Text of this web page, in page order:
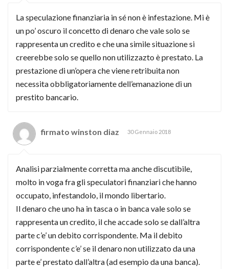
La speculazione finanziaria in sé non è infestazione. Mi è
un po’ oscuro il concetto di denaro che vale solo se
rappresenta un credito e che una simile situazione si
creerebbe solo se quello non utilizzazto è prestato. La
prestazione di un’opera che viene retribuita non
necessita obbligatoriamente dell’emanazione di un
prestito bancario.
firmato winston diaz 30 Gennaio 2018
Analisi parzialmente corretta ma anche discutibile,
molto in voga fra gli speculatori finanziari che hanno
occupato, infestandolo, il mondo libertario.
Il denaro che uno ha in tasca o in banca vale solo se
rappresenta un credito, il che accade solo se dall’altra
parte c’e’ un debito corrispondente. Ma il debito
corrispondente c’e’ se il denaro non utilizzato da una
parte e’ prestato dall’altra (ad esempio da una banca).